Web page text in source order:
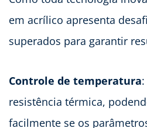
em acrílico apresenta
superados para garantir
Controle de temperatura
resistência térmica,
facilmente se os